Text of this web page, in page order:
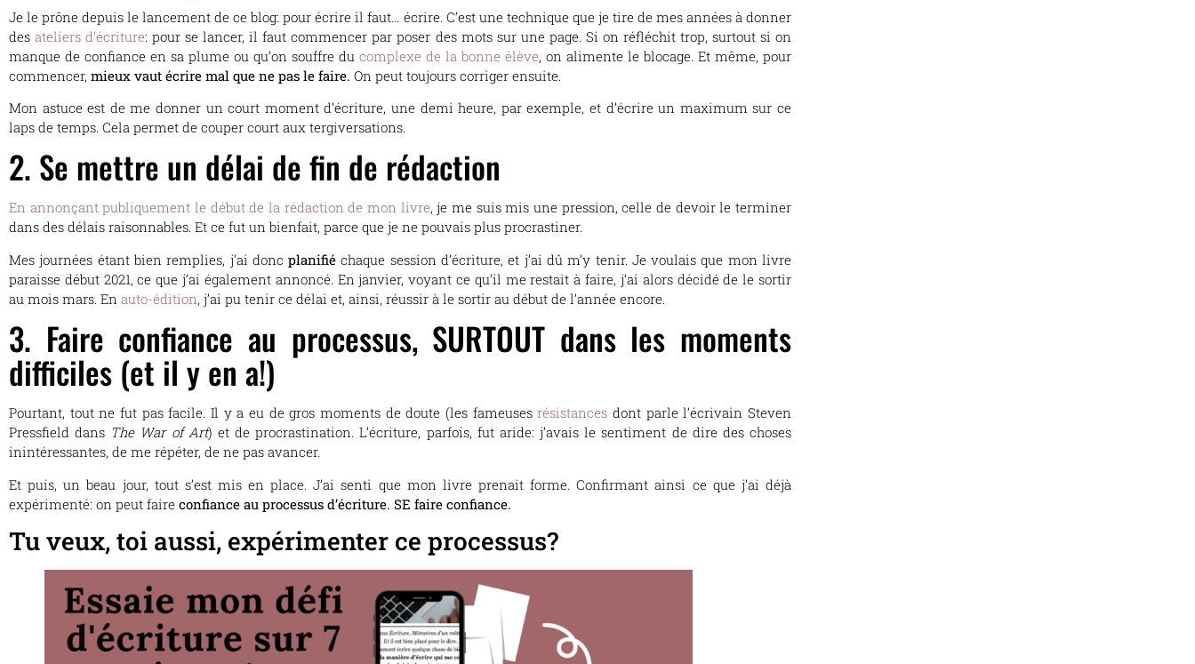
Je le prône depuis le lancement de ce blog: pour écrire il faut… écrire. C’est une technique que je tire de mes années à donner
desateliers d’écriture: pour se lancer, il faut commencer par poser des mots sur une page. Si on réfléchit trop, surtout si on
manque de confiance en sa plume ou qu’on souffre du complexe de la bonne élève, on alimente le blocage. Et même, pour
commencer, mieux vaut écrire mal que ne pas le faire. On peut toujours corriger ensuite.
Mon astuce est de me donner un court moment d’écriture, une demi heure, par exemple, et d’écrire un maximum sur ce
laps de temps. Cela permet de couper court aux tergiversations.
2. Se mettre un délai de fin de rédaction
En annonçant publiquement le début de la rédaction de mon livre, je me suis mis une pression, celle de devoir le terminer
dans des délais raisonnables. Et ce fut un bienfait, parce que je ne pouvais plus procrastiner.
Mes journées étant bien remplies, j’ai doncplanifié chaque session d’écriture, et j’ai dû m’y tenir. Je voulais que mon livre
paraisse début 2021, ce que j’ai également annoncé. En janvier, voyant ce qu’il me restait à faire, j’ai alors décidé de le sortir
au mois mars. En auto-édition, j’ai pu tenir ce délai et, ainsi, réussir à le sortir au début de l’année encore.
3. Faire confiance au processus, SURTOUT dans les moments
difficiles (et il y en a!)
Pourtant, tout ne fut pas facile. Il y a eu de gros moments de doute (les fameusesrésistances dont parle l’écrivain Steven
Pressfield dans The War of Art) et de procrastination. L’écriture, parfois, fut aride: j’avais le sentiment de dire des choses
inintéressantes, de me répéter, de ne pas avancer.
Et puis, un beau jour, tout s’est mis en place. J’ai senti que mon livre prenait forme. Confirmant ainsi ce que j’ai déjà
expérimenté: on peut faire confiance au processus d’écriture. SE faire confiance.
Tu veux, toi aussi, expérimenter ce processus?